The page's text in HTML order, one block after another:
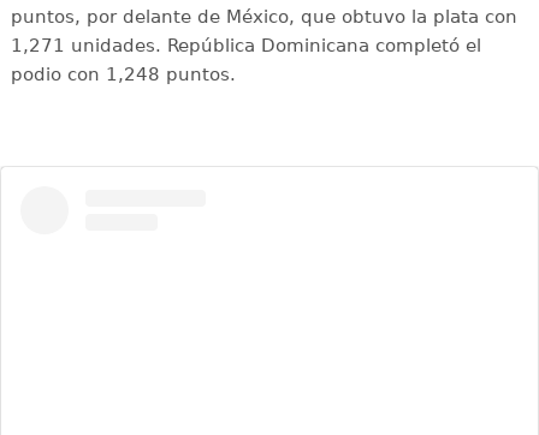
puntos, por delante de México, que obtuvo la plata con
1,271 unidades. República Dominicana completó el
podio con 1,248 puntos.